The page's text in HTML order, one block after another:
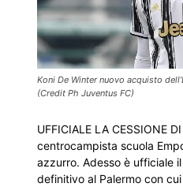
Koni De Winter nuovo acquisto
(Credit Ph Juventus FC)
UFFICIALE LA CESSIONE
centrocampista scuola
azzurro. Adesso è ufficiale
definitivo al Palermo con